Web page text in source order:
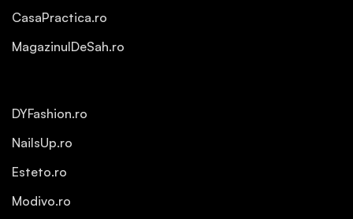
CasaPractica.ro
MagazinulDeSah.ro
DYFashion.ro
NailsUp.ro
Esteto.ro
Modivo.ro